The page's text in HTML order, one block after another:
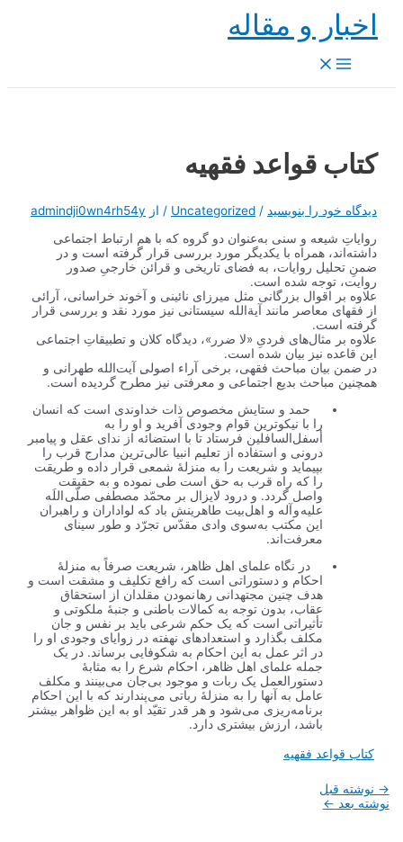
و مقاله
قواعد فقهیه
خود را بنویسید /
Uncategorized/ از admindji0wn4rh54y
شیعه و سنی به‌عنوان دو گروه که با هم ارتباط اجتماعی
همراه با یکدیگر مورد بررسی قرار گرفته است و در
روایات، به فضای تاریخی و قرائن خارجیِ صدور
توجه شده است.
اقوال بزرگانی مثل میرزای نائینی و آخوند خراسانی، آرائی
معاصر مانند آیةالله سیستانی نیز مورد نقد و بررسی قرار
است.
بر مثال‌های فردیِ «لا ضرر»، دیدگاه کلان و تطبیقاتِ اجتماعی
نیز بیان شده است.
بیان مباحث فقهی، برخی آراء اصولی‌‌ِ آیت‌الله طهرانی و
مباحث بدیع اجتماعی و معرفتی نیز مطرح گردیده است.
حمد و ستایش مخصوص ذات خداوندی است که انسان
را با نیکوترین قوام وجودی آفرید و او را به
أسفل‌السافلین فرستاد تا با استضائه از ندای عقل و پیامبر
درونی و استفاده از تعلیم انبیا عالی‌ترین مدارج قرب را
بپیماید و شریعت را به منزلۀ شمعی قرار داده و طریقت
را که راه قرب به حق است طی نموده و به حقیقت
واصل گردد. و درود لایزال بر محمّد مصطفی صلّی اللَه
علیه و آله و اهل‌بیت طاهرینش باد که لواداران و راهبران
این مکتب به‌سوی وادی مقدّس تجرّد و طور سینای
در نگاه علمای اهل ظاهر، شریعت صرفاً به منزلۀ
احکام و دستوراتی است که رافع تکلیف و مشقت است و
هدف چنین مجتهدانی رها نمودن مقلدان از استحقاق
عقاب، بدون توجه به کمالات باطنی و جنبۀ ملکوتی و
تأثیراتی است که یک حکم شرعی باید بر نفس و جان
مکلف بگذارد و استعدادهای نهفته در زوایای وجودی او را
در اثر عمل به این احکام به شکوفایی برساند. در یک
جمله علمای اهل ظاهر، احکام شرع را به مثابۀ
دستورالعمل یک ربات و موجود بی‌جان می‌بینند و مکلف
عامل به آنها را به منزلۀ رباتی می‌پندارند که با این احکام
برنامه‌ریزی می‌شود و هر قدر تقیّد او به این ظواهر بیشتر
باشد، ارزش بیشتری دارد.
فقهیه
قبل
←